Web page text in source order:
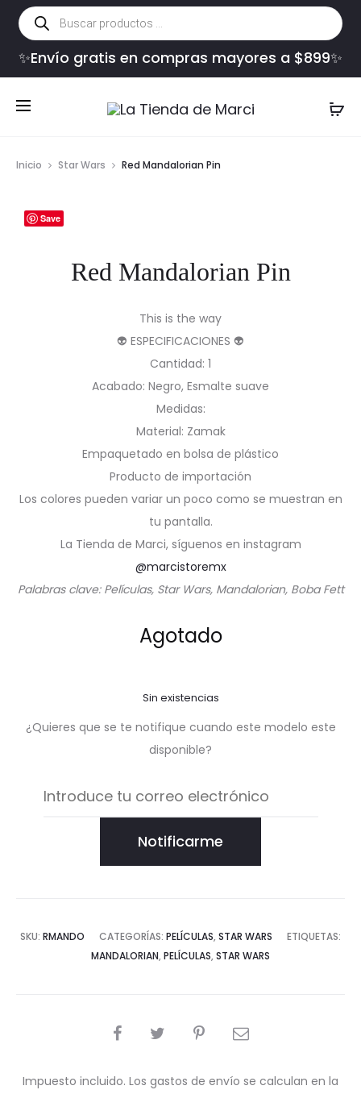
Búsqueda
de
productos
✨Envío gratis en compras mayores a $899✨
Inicio Star Wars Red Mandalorian Pin
Save
Red Mandalorian Pin
This is the way
👽 ESPECIFICACIONES 👽
Cantidad: 1
Acabado: Negro, Esmalte suave
Medidas:
Material: Zamak
Empaquetado en bolsa de plástico
Producto de importación
Los colores pueden variar un poco como se muestran en
tu pantalla.
La Tienda de Marci, síguenos en instagram
@marcistoremx
Palabras clave: Películas, Star Wars, Mandalorian, Boba Fett
Agotado
Sin existencias
¿Quieres que se te notifique cuando este modelo este
disponible?
Notificarme
SKU: RMANDO CATEGORÍAS: PELÍCULAS, STAR WARS
ETIQUETAS:
MANDALORIAN, PELÍCULAS, STAR WARS
COMPARTIR
Impuesto incluido. Los gastos de envío se calculan en la